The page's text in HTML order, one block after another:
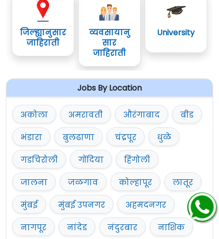
जिल्ह्यानुसार
जाहिराती
व्यवसायानु
सार
जाहिराती
University
Jobs By Location
अकोला अमरावती औरंगाबाद
बीड
भंडारा
बुलढाणा चंद्रपूर
धुळे
गडचिरोली
गोंदिया
हिंगोली
जालना
जळगाव कोल्हापूर
लातूर
मुंबई
मुंबई उपनगर
अहमदनगर
नागपूर
नांदेड नंदुरबार
नाशिक